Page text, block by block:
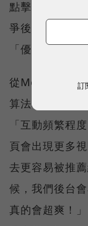
點擊率、續看
爭後被排進前
「優質」，馬
從Meta於5月
算法和貼文不
「互動頻繁程
頁會出現更多
去更容易被推
候，我們後台
真的會超爽！
訂